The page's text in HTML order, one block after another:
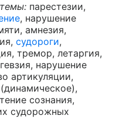
парестезии,
, нарушение
амнезия,
судороги,
тремор, летаргия,
нарушение
артикуляции,
сознания,
судорожных